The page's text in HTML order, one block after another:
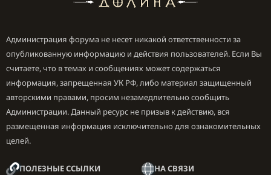
Администрация форума не несет никакой ответственности за
опубликованную информацию и действия пользователей. Если Вы
считаете, что в темах и сообщениях может содержаться
информация, запрещенная УК РФ, либо материал защищенный
авторскими правами, просим незамедлительно сообщить
Администрации. Данный ресурс не призыв к действию, вся
размещенная информация исключительно для ознакомительных
целей.
ПОЛЕЗНЫЕ ССЫЛКИ НА СВЯЗИ